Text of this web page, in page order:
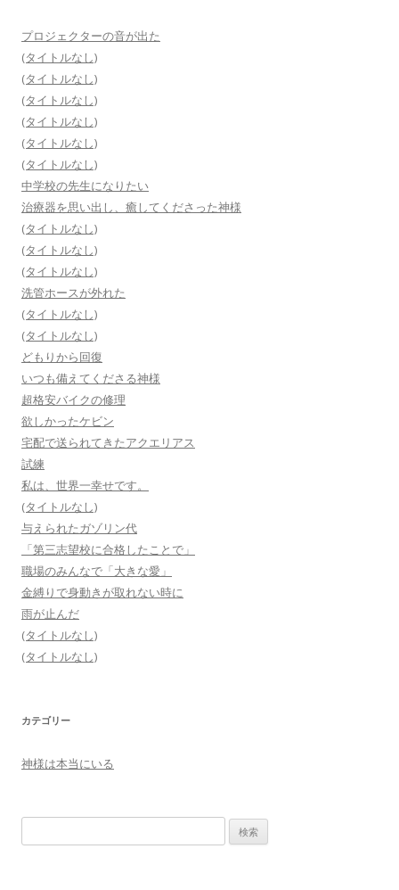
プロジェクターの音が出た
(タイトルなし)
(タイトルなし)
(タイトルなし)
(タイトルなし)
(タイトルなし)
(タイトルなし)
中学校の先生になりたい
治療器を思い出し、癒してくださった神様
(タイトルなし)
(タイトルなし)
(タイトルなし)
洗管ホースが外れた
(タイトルなし)
(タイトルなし)
どもりから回復
いつも備えてくださる神様
超格安バイクの修理
欲しかったケビン
宅配で送られてきたアクエリアス
試練
私は、世界一幸せです。
(タイトルなし)
与えられたガゾリン代
「第三志望校に合格したことで」
職場のみんなで「大きな愛」
金縛りで身動きが取れない時に
雨が止んだ
(タイトルなし)
(タイトルなし)
カテゴリー
神様は本当にいる
索